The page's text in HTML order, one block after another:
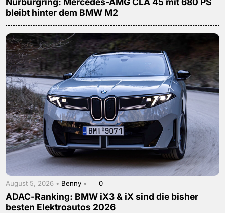
bleibt hinter dem BMW M2
August 5, 2026 • Benny • 0
ADAC-Ranking: BMW iX3 & iX sind die bisher
besten Elektroautos 2026